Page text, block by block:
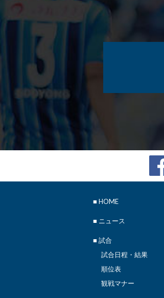
■ HOME
■ ニュース
■ 試合
試合日程・結果
順位表
観戦マナー